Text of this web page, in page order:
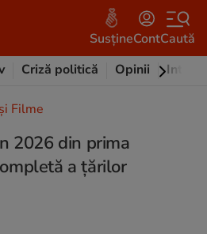
SusțineContCaută
Criză politică Opinii
Filme
2026 din prima
a țărilor